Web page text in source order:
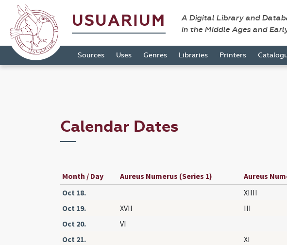
USUARIUM
A Digital Library and
in the Middle Ages and
Sources Uses Genres Libraries Printers
Calendar Dates
Month / Day Aureus Numerus (Series 1) Aureus
Oct 18.
XIIII
Oct 19.
XVII III
Oct 20.
VI
Oct 21.
XI